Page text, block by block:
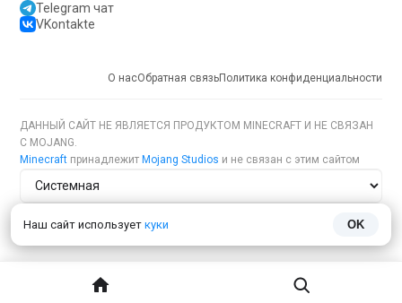
Наш сайт использует куки OK
Telegram чат
VKontakte
О насОбратная связьПолитика конфиденциальности
ДАННЫЙ САЙТ НЕ ЯВЛЯЕТСЯ ПРОДУКТОМ MINECRAFT И НЕ СВЯЗАН
С MOJANG.
Minecraft принадлежит Mojang Studios и не связан с этим сайтом
Тема сайта
Язык сайта